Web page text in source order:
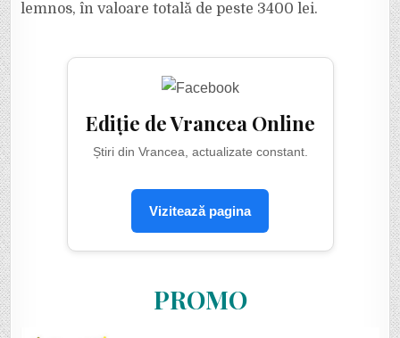
lemnos, în valoare totală de peste 3400 lei.
Ediție de Vrancea Online
Știri din Vrancea, actualizate constant.
Vizitează pagina
PROMO